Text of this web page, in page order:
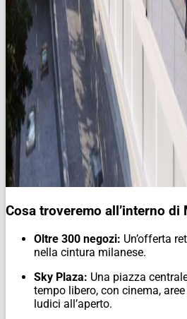
Cosa troveremo all’interno di
Oltre 300 negozi: Un’offerta
nella cintura milanese.
Sky Plaza: Una piazza
tempo libero, con cinema,
ludici all’aperto.